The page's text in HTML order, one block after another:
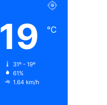
19 ℃
31º - 19º
61%
1.64 km/h